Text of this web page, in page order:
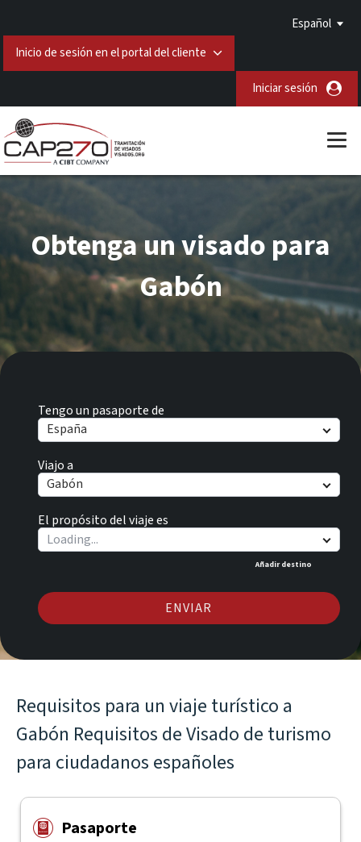
Español
Inicio de sesión en el portal del cliente
Iniciar sesión
Tengo un pasaporte de
España
Viajo a
Gabón
El propósito del viaje es
Añadir destino
ENVIAR
Obtenga un visado para
Gabón
Requisitos para un viaje turístico a
Gabón Requisitos de Visado de turismo
para ciudadanos españoles
Pasaporte